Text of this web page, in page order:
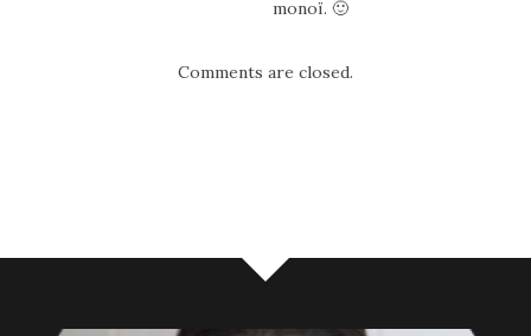
monoï. 🙂
Comments are closed.